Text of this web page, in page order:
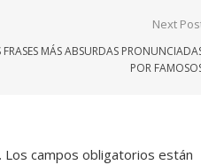
Next
FRASES MÁS ABSURDAS
POR
Los campos obligatorios están